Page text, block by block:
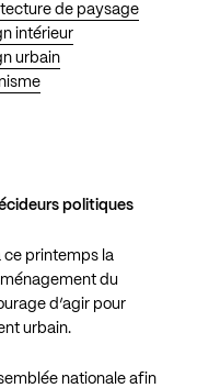
de paysage
intérieur
urbain
politiques
ce printemps la
du
d’agir pour
urbain.
nationale afin